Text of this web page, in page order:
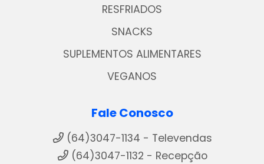
RESFRIADOS
SNACKS
SUPLEMENTOS ALIMENTARES
VEGANOS
Fale Conosco
(64)3047-1134 - Televendas
(64)3047-1132 - Recepção